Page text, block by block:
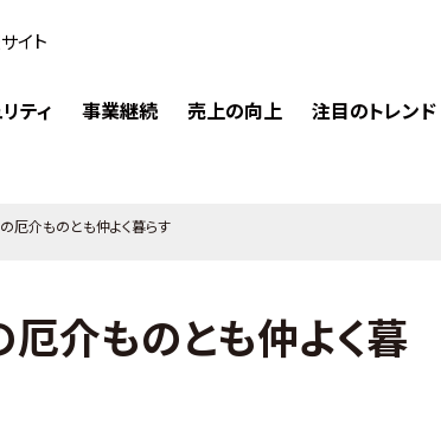
イト
ティ 事業継続 売上の向上 注目のトレンド
厄介ものとも仲よく暮らす
厄介ものとも仲よく暮